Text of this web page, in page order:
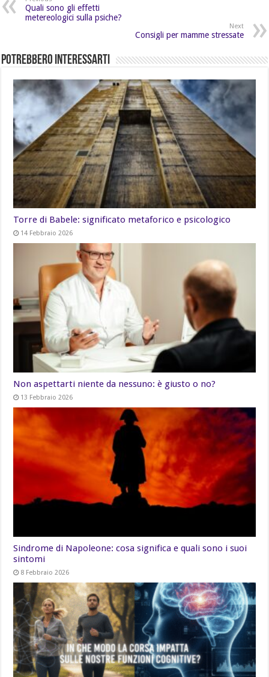
Quali sono gli effetti
metereologici sulla psiche?
Next
Consigli per mamme stressate
Potrebbero Interessarti
Torre di Babele: significato metaforico e psicologico
14 Febbraio 2026
Non aspettarti niente da nessuno: è giusto o no?
13 Febbraio 2026
Sindrome di Napoleone: cosa significa e quali sono i suoi
sintomi
8 Febbraio 2026